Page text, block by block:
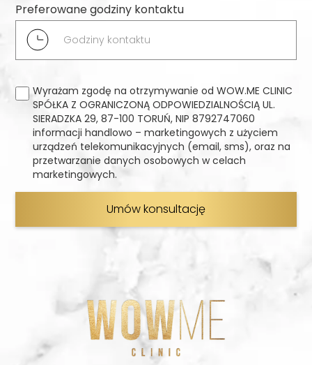
Preferowane godziny kontaktu
Wyrażam zgodę na otrzymywanie od WOW.ME CLINIC
SPÓŁKA Z OGRANICZONĄ ODPOWIEDZIALNOŚCIĄ UL.
SIERADZKA 29, 87-100 TORUŃ, NIP 8792747060
informacji handlowo – marketingowych z użyciem
urządzeń telekomunikacyjnych (email, sms), oraz na
przetwarzanie danych osobowych w celach
marketingowych.